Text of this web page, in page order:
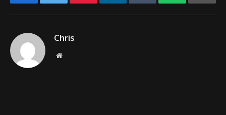
Chris
Website